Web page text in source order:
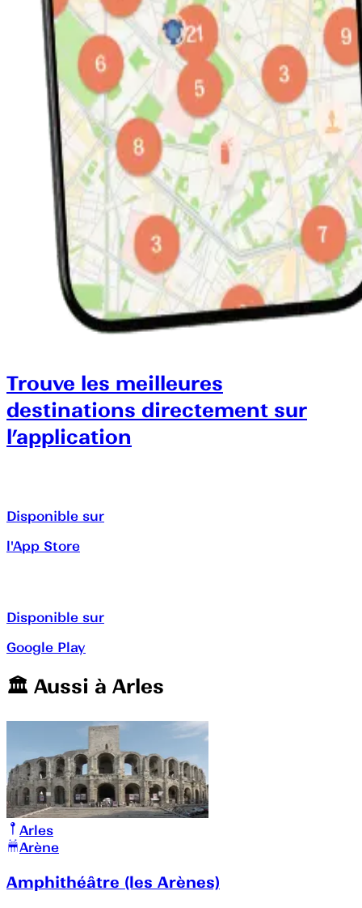
Trouve les meilleures
destinations directement sur
l’application
Disponible sur
l'App Store
Disponible sur
Google Play
🏛️️ Aussi à Arles
Arles
Arène
Amphithéâtre (les Arènes)